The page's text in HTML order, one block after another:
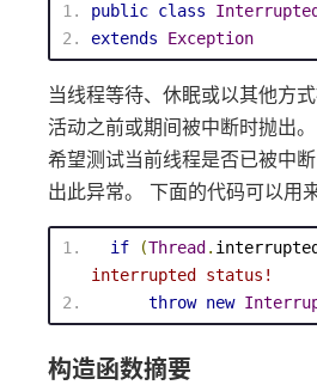
public class
extends
Exception
当线程等待、休眠或以其他方
活动之前或期间被中断时抛出
希望测试当前线程是否已被中
出此异常。 下面的代码可以用
if (Thread . interrupted
interrupted status!
throw new
构造函数摘要